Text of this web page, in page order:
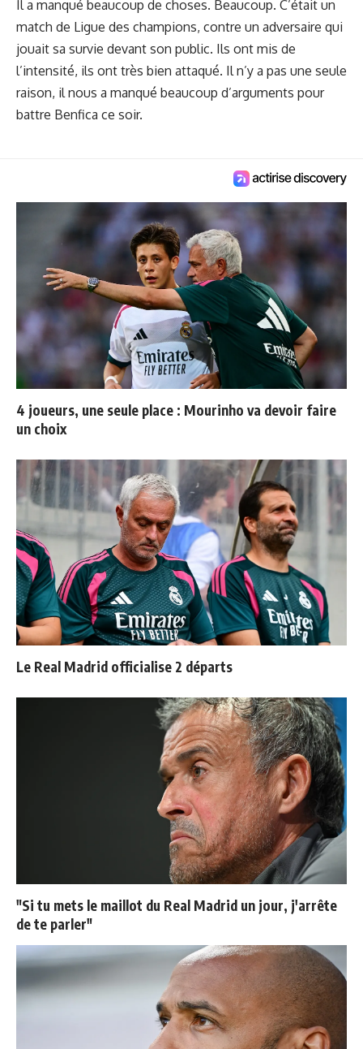
Il a manqué beaucoup de choses. Beaucoup. C’était un
match de Ligue des champions, contre un adversaire qui
jouait sa survie devant son public. Ils ont mis de
l’intensité, ils ont très bien attaqué. Il n’y a pas une seule
raison, il nous a manqué beaucoup d’arguments pour
battre Benfica ce soir.
4 joueurs, une seule place : Mourinho va devoir faire
un choix
Le Real Madrid officialise 2 départs
"Si tu mets le maillot du Real Madrid un jour, j'arrête
de te parler"